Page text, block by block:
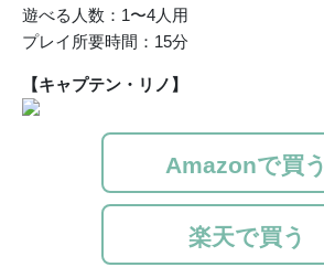
遊べる人数：1〜4人用
プレイ所要時間：15分
【キャプテン・リノ】
Amazonで買う
楽天で買う